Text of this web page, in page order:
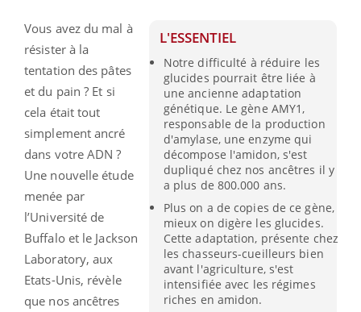
L'ESSENTIEL
Notre difficulté à réduire les
glucides pourrait être liée à
une ancienne adaptation
génétique. Le gène AMY1,
responsable de la production
d'amylase, une enzyme qui
décompose l'amidon, s'est
dupliqué chez nos ancêtres il y
a plus de 800.000 ans.
Plus on a de copies de ce gène,
mieux on digère les glucides.
Cette adaptation, présente chez
les chasseurs-cueilleurs bien
avant l'agriculture, s'est
intensifiée avec les régimes
riches en amidon.
Vous avez du mal à
résister à la
tentation des pâtes
et du pain ? Et si
cela était tout
simplement ancré
dans votre ADN ?
Une nouvelle étude
menée par
l’Université de
Buffalo et le Jackson
Laboratory, aux
Etats-Unis, révèle
que nos ancêtres